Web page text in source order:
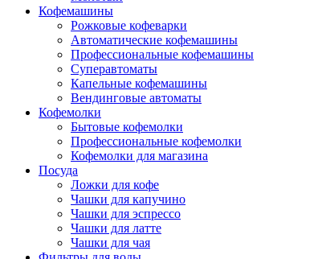
Кофемашины
Рожковые кофеварки
Автоматические кофемашины
Профессиональные кофемашины
Суперавтоматы
Капельные кофемашины
Вендинговые автоматы
Кофемолки
Бытовые кофемолки
Профессиональные кофемолки
Кофемолки для магазина
Посуда
Ложки для кофе
Чашки для капучино
Чашки для эспрессо
Чашки для латте
Чашки для чая